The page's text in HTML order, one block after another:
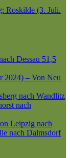
Roskilde (3. Juli.
Dessau 51,5
2024) – Von Neu
nach Wandlitz
nach
Leipzig nach
nach Dalmsdorf